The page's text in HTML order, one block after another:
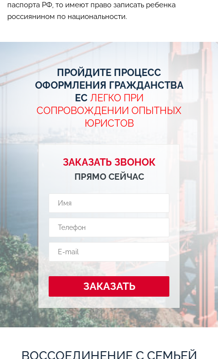
паспорта РФ, то имеют право записать ребенка
россиянином по национальности.
ПРОЙДИТЕ ПРОЦЕСС
ОФОРМЛЕНИЯ ГРАЖДАНСТВА
ЕС ЛЕГКО ПРИ
СОПРОВОЖДЕНИИ ОПЫТНЫХ
ЮРИСТОВ
ЗАКАЗАТЬ ЗВОНОК
ПРЯМО СЕЙЧАС
ЗАКАЗАТЬ
ВОССОЕДИНЕНИЕ С СЕМЬЕЙ